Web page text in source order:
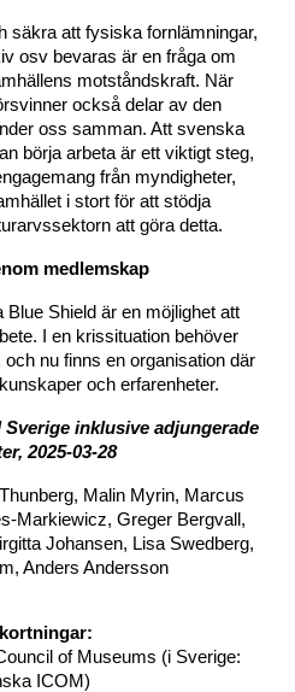
säkra att fysiska fornlämningar,
osv bevaras är en fråga om
motståndskraft. När
också delar av den
oss samman. Att svenska
börja arbeta är ett viktigt steg,
från myndigheter,
i stort för att stödja
att göra detta.
medlemskap
Shield är en möjlighet att
I en krissituation behöver
nu finns en organisation där
och erfarenheter.
inklusive adjungerade
2025-03-28
Malin Myrin, Marcus
Markiewicz, Greger Bergvall,
Johansen, Lisa Swedberg,
Anders Andersson
of Museums (i Sverige:
ICOM)